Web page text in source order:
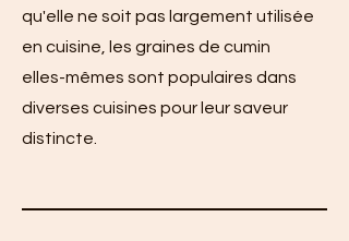
qu'elle ne soit pas largement utilisée
en cuisine, les graines de cumin
elles-mêmes sont populaires dans
diverses cuisines pour leur saveur
distincte.